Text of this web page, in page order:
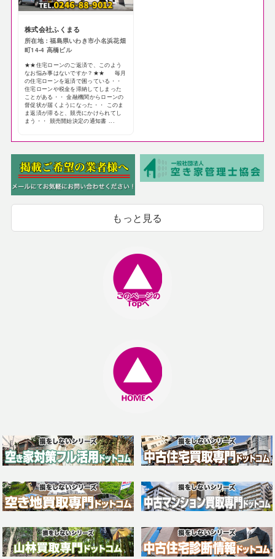
株式会社ふくまる
所在地：福島県いわき市小名浜花畑
町14-4 高橋ビル
★★住宅ローンのご返済で、このよう
なお悩み事はないですか？★★ 毎月
の住宅ローンを返済で困っている・・
住宅ローンや税金を滞納してしまった
ことがある・・ 金融機関からローンの
督促状が届くようになった・・ このま
ま返済が滞ると、競売にかけられてし
まう・・ 競売開始決定の通知書 ...
もっと見る